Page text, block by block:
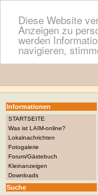
Diese Website
Anzeigen zu
werden
navigieren,
Informationen
STARTSEITE
Was ist LAIM-online?
Lokalnachrichten
Fotogalerie
Forum/Gästebuch
Kleinanzeigen
Downloads
Suche